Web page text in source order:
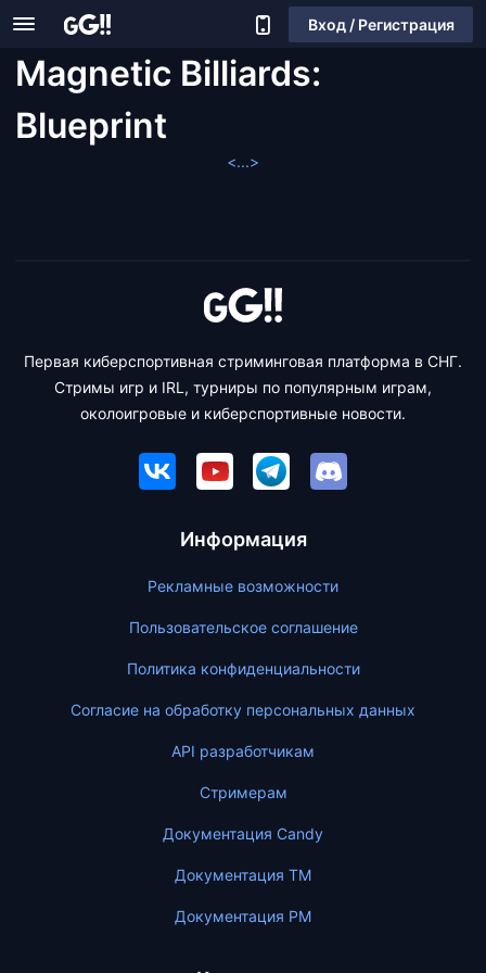
Вход / Регистрация
Magnetic Billiards:
Blueprint
<...>
Первая киберспортивная стриминговая платформа в СНГ.
Стримы игр и IRL, турниры по популярным играм,
околоигровые и киберспортивные новости.
Информация
Рекламные возможности
Пользовательское соглашение
Политика конфиденциальности
Согласие на обработку персональных данных
API разработчикам
Стримерам
Документация Candy
Документация ТМ
Документация PM